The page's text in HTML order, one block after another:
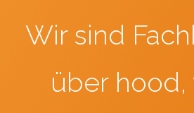
Wir sind
über